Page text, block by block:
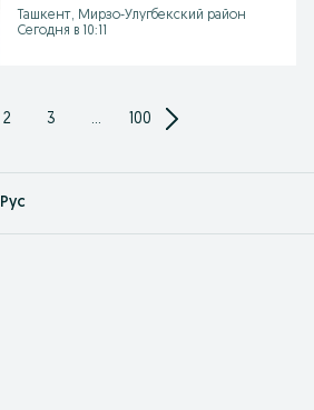
Ташкент, Мирзо-Улугбекский район
Сегодня в 10:11
2 3 ... 100
Рус